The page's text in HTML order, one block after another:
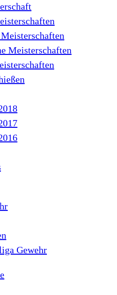
Meisterschaften
Gewehr